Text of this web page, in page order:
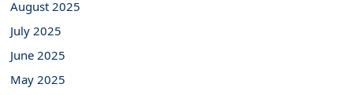
August 2025
July 2025
June 2025
May 2025